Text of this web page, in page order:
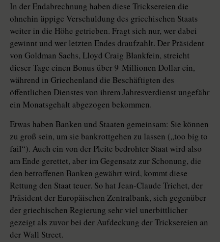
In der Endabrechnung haben diese Tricksereien die
ohnehin üppige Verschuldung des griechischen Staats
weiter in die Höhe getrieben. Fragt sich nur, wer dabei
gewinnt und wer letzten Endes draufzahlt. Der Präsident
von Goldman Sachs, Lloyd Craig Blankfein, streicht
dieser Tage einen Bonus über 9 Millionen Dollar ein,
während in Griechenland die Beschäftigten des
öffentlichen Dienstes von ihrem Jahresverdienst ungefähr
ein Monatsgehalt abgezogen bekommen.
Etwas haben Banken und Staaten gemeinsam: Sie können
zu groß sein, um sie bankrottgehen zu lassen („too big to
fail“). Auch ein von der Pleite bedrohter Staat wird also
am Ende gerettet, aber im Gegensatz zur Schonung, die
den betroffenen Banken gewährt wird, kommt diese
Rettung den Staat teuer. So hat Jean-Claude Trichet, der
Präsident der Europäischen Zentralbank, sich gegenüber
der griechischen Regierung sehr viel unerbittlicher
gezeigt als zuvor bei der Aufdeckung der Tricksereien an
der Wall Street.